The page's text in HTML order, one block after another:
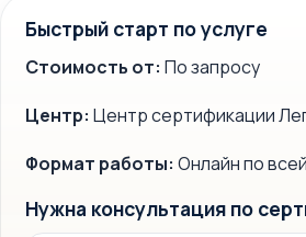
Быстрый старт по услуге
Стоимость от: По запросу
Центр: Центр сертификации
Формат работы: Онлайн по
Нужна консультация по